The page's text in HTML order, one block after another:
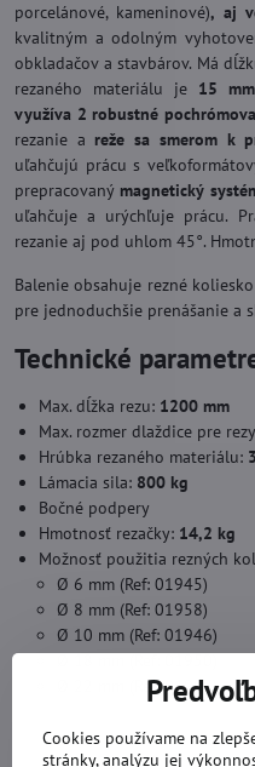
porcelánové, kameninové), aj
kvalitným a odolným
obkladačov a stavbárov. Má
rezaného materiálu je 15 mm
využíva 2 robustné
rezanie a reže sa smerom k
uľahčujú prácu s
prepracovaný magnetický
uľahčuje a urýchľuje prácu.
rezanie aj pod uhlom 45°.
Balenie obsahuje rezné koliesko
pre jednoduchšie prenášanie a
Technické
Max. dĺžka rezu: 1200 mm
Max. rozmer dlaždice pre
Hrúbka rezaného materiálu:
Lámacia sila: 800 kg
Bočné podpery
Hmotnosť rezačky: 14,2 kg
Možnosť použitia rezných
Ø 6 mm (Ref: 01945)
Ø 8 mm (Ref: 01958)
Ø 10 mm (Ref: 01946)
Ø 18 mm (Ref: 01950)
Ø 22 mm (Ref: 01907)
Cookies používame na
stránky, analýzu jej